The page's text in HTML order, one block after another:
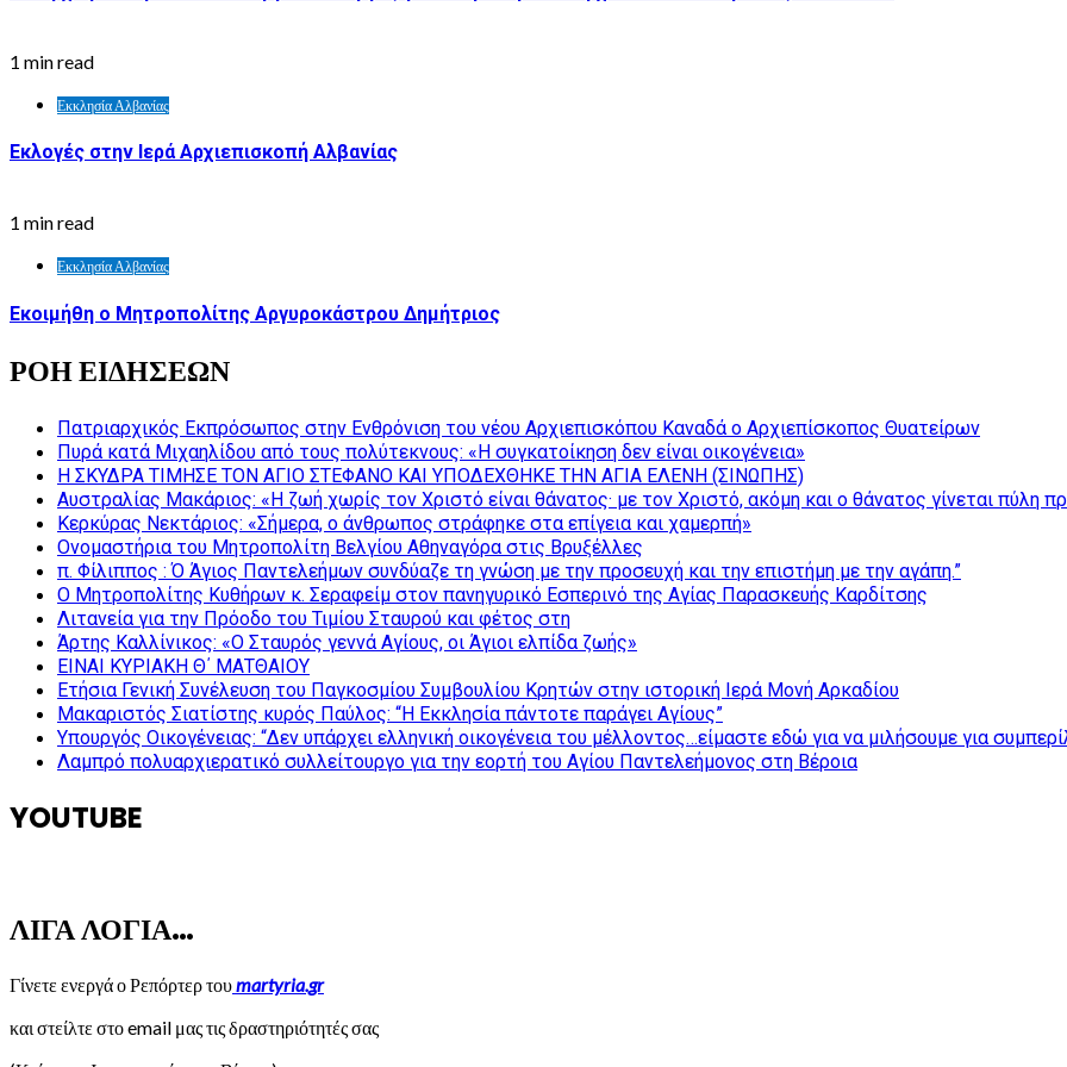
1 min read
Εκκλησία Αλβανίας
Εκλογές στην Ιερά Αρχιεπισκοπή Αλβανίας
1 min read
Εκκλησία Αλβανίας
Εκοιμήθη ο Μητροπολίτης Αργυροκάστρου Δημήτριος
ΡΟΗ ΕΙΔΗΣΕΩΝ
Πατριαρχικός Εκπρόσωπος στην Ενθρόνιση του νέου Αρχιεπισκόπου Καναδά ο Αρχιεπίσκοπος Θυατείρων
Πυρά κατά Μιχαηλίδου από τους πολύτεκνους: «Η συγκατοίκηση δεν είναι οικογένεια»
Η ΣΚΥΔΡΑ ΤΙΜΗΣΕ ΤΟΝ ΑΓΙΟ ΣΤΕΦΑΝΟ ΚΑΙ ΥΠΟΔΕΧΘΗΚΕ ΤΗΝ ΑΓΙΑ ΕΛΕΝΗ (ΣΙΝΩΠΗΣ)
Αυστραλίας Μακάριος: «Η ζωή χωρίς τον Χριστό είναι θάνατος· με τον Χριστό, ακόμη και ο θάνατος γίνεται πύλη
Κερκύρας Νεκτάριος: «Σήμερα, ο άνθρωπος στράφηκε στα επίγεια και χαμερπή»
Ονομαστήρια του Μητροπολίτη Βελγίου Αθηναγόρα στις Βρυξέλλες
π. Φίλιππος : Ό Άγιος Παντελεήμων συνδύαζε τη γνώση με την προσευχή και την επιστήμη με την αγάπη.”
Ο Μητροπολίτης Κυθήρων κ. Σεραφείμ στον πανηγυρικό Εσπερινό της Αγίας Παρασκευής Καρδίτσης
Λιτανεία για την Πρόοδο του Τιμίου Σταυρού και φέτος στη
Άρτης Καλλίνικος: «Ο Σταυρός γεννά Αγίους, οι Άγιοι ελπίδα ζωής»
ΕΙΝΑΙ ΚΥΡΙΑΚΗ Θ΄ ΜΑΤΘΑΙΟΥ
Ετήσια Γενική Συνέλευση του Παγκοσμίου Συμβουλίου Κρητών στην ιστορική Ιερά Μονή Αρκαδίου
Μακαριστός Σιατίστης κυρός Παύλος: “Η Εκκλησία πάντοτε παράγει Αγίους”
Υπουργός Οικογένειας: “Δεν υπάρχει ελληνική οικογένεια του μέλλοντος…είμαστε εδώ για να μιλήσουμε για
Λαμπρό πολυαρχιερατικό συλλείτουργο για την εορτή του Αγίου Παντελεήμονος στη Βέροια
YOUTUBE
ΛΙΓΑ ΛΟΓΙΑ…
Γίνετε ενεργά ο Ρεπόρτερ τουmartyria.gr
και στείλτε στο email μας τις δραστηριότητές σας